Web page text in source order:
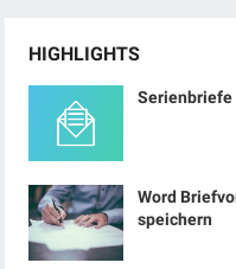
HIGHLIGHTS
Serienbriefe
Word
speichern